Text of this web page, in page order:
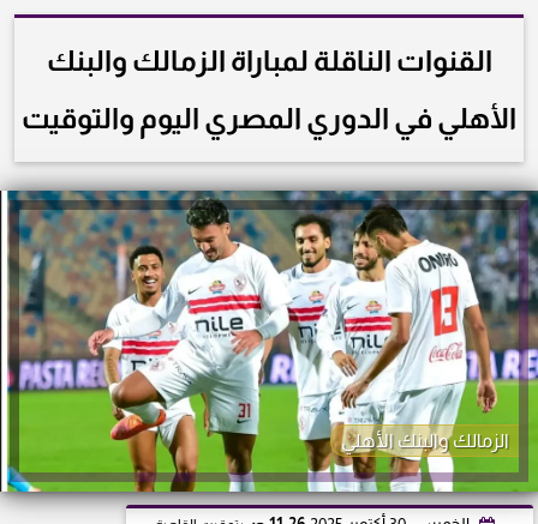
القنوات الناقلة لمباراة الزمالك والبنك
الأهلي في الدوري المصري اليوم والتوقيت
الزمالك والبنك الأهلي